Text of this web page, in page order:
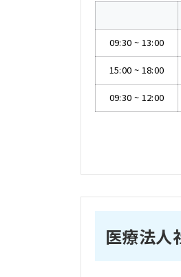
09:30 ~ 13:00
15:00 ~ 18:00
09:30 ~ 12:00
医療法